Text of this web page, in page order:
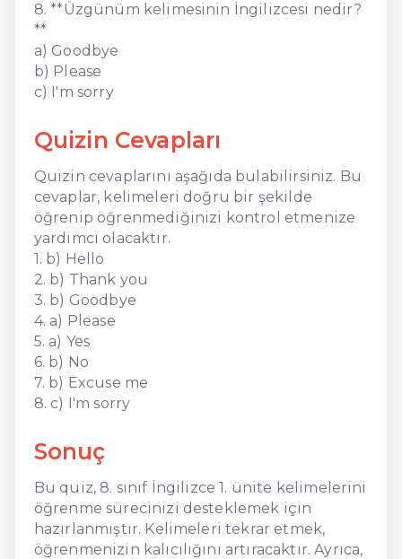
8. **Üzgünüm kelimesinin İngilizcesi nedir?
**
a) Goodbye
b) Please
c) I'm sorry
Quizin Cevapları
Quizin cevaplarını aşağıda bulabilirsiniz. Bu
cevaplar, kelimeleri doğru bir şekilde
öğrenip öğrenmediğinizi kontrol etmenize
yardımcı olacaktır.
1. b) Hello
2. b) Thank you
3. b) Goodbye
4. a) Please
5. a) Yes
6. b) No
7. b) Excuse me
8. c) I'm sorry
Sonuç
Bu quiz, 8. sınıf İngilizce 1. ünite kelimelerini
öğrenme sürecinizi desteklemek için
hazırlanmıştır. Kelimeleri tekrar etmek,
öğrenmenizin kalıcılığını artıracaktır. Ayrıca,